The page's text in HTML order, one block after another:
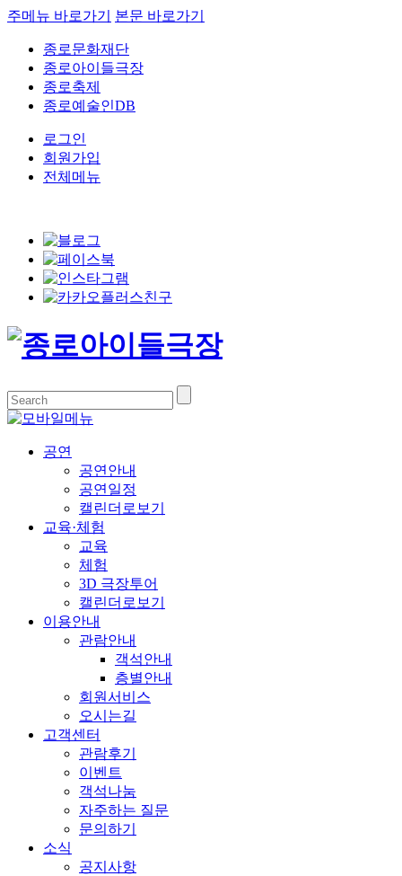
주메뉴 바로가기 본문 바로가기
종로문화재단
종로아이들극장
종로축제
종로예술인DB
로그인
회원가입
전체메뉴
공연
공연안내
공연일정
캘린더로보기
교육·체험
교육
체험
3D 극장투어
캘린더로보기
이용안내
관람안내
객석안내
층별안내
회원서비스
오시는길
고객센터
관람후기
이벤트
객석나눔
자주하는 질문
문의하기
소식
공지사항